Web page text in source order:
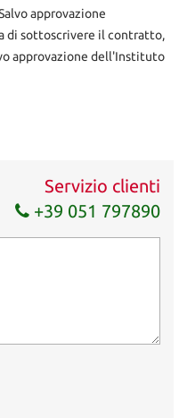
approvazione
di sottoscrivere il contratto,
approvazione dell'Instituto
Servizio clienti
+39 051 797890